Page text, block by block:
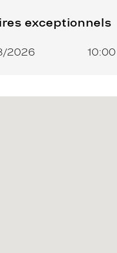
exceptionnels
2026 10:00